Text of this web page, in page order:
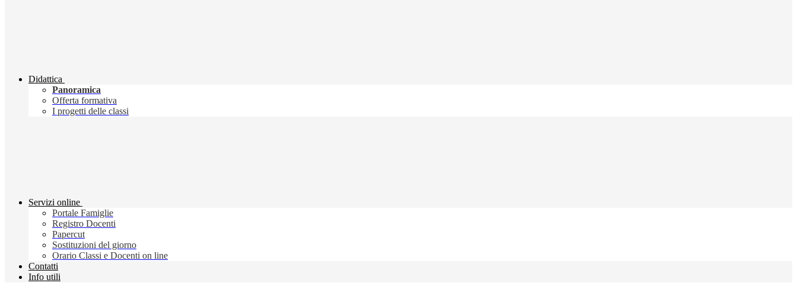
Didattica
Panoramica
Offerta formativa
I progetti delle classi
Servizi online
Portale Famiglie
Registro Docenti
Papercut
Sostituzioni del giorno
Orario Classi e Docenti on line
Contatti
Info utili